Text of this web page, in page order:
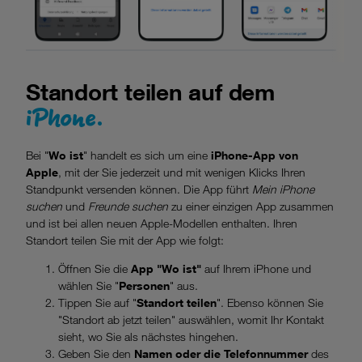
Standort teilen auf dem
iPhone.
Bei "Wo ist" handelt es sich um eine iPhone-App von
Apple, mit der Sie jederzeit und mit wenigen Klicks Ihren
Standpunkt versenden können. Die App führt Mein iPhone
suchen und Freunde suchen zu einer einzigen App zusammen
und ist bei allen neuen Apple-Modellen enthalten. Ihren
Standort teilen Sie mit der App wie folgt:
Öffnen Sie die App "Wo ist" auf Ihrem iPhone und
wählen Sie "Personen" aus.
Tippen Sie auf "Standort teilen". Ebenso können Sie
"Standort ab jetzt teilen" auswählen, womit Ihr Kontakt
sieht, wo Sie als nächstes hingehen.
Geben Sie den Namen oder die Telefonnummerdes